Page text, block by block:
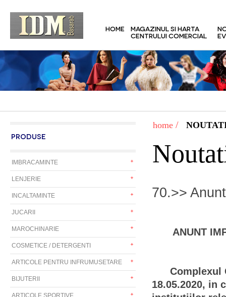
HOME
MAGAZINUL SI HARTA
CENTRULUI COMERCIAL
PRODUSE
IMBRACAMINTE
LENJERIE
INCALTAMINTE
JUCARII
MAROCHINARIE
COSMETICE / DETERGENTI
ARTICOLE PENTRU INFRUMUSETARE
BIJUTERII
ARTICOLE SPORTIVE
home /
70.>>
ANUNT
Complexul
18.05.2020, in